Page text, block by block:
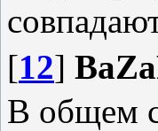
[12]
В общем